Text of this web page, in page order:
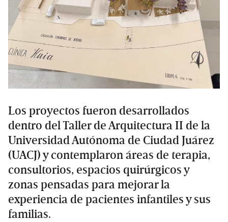
Los proyectos fueron desarrollados
dentro del Taller de Arquitectura II de la
Universidad Autónoma de Ciudad Juárez
(UACJ) y contemplaron áreas de terapia,
consultorios, espacios quirúrgicos y
zonas pensadas para mejorar la
experiencia de pacientes infantiles y sus
familias.